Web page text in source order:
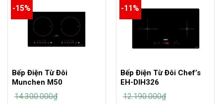
-15%
Bếp Điện Từ Đôi
Munchen M50
14.300.000₫
-11%
Bếp Điện Từ Đôi Chef’s
EH-DIH326
12.190.000₫